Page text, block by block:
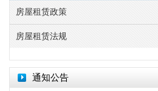
房屋租赁政策
房屋租赁法规
通知公告